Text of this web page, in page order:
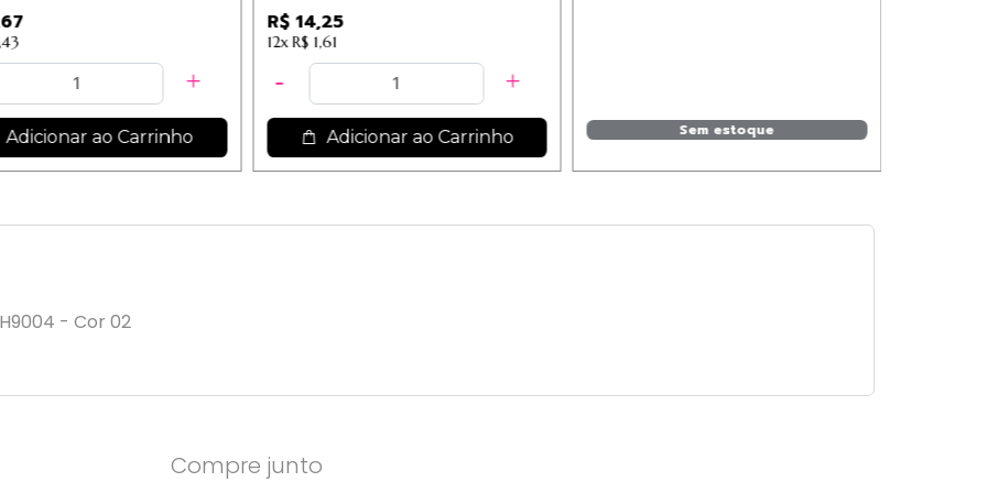
- Cor 03
Adicionar ao Carrinho
R$ 14,25
12xR$ 1,61
Adicionar ao Carrinho Sem estoque
- Cor 02
Compre junto